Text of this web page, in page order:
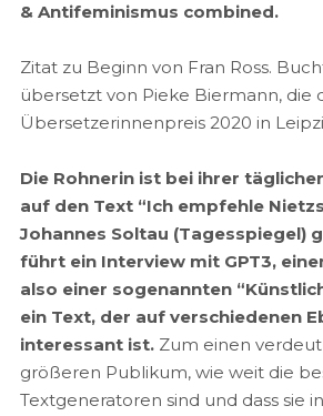
& Antifeminismus combined.
Zitat zu Beginn von Fran Ross.
übersetzt von Pieke Biermann, die
Übersetzerinnenpreis 2020 in
Die Rohnerin ist bei ihrer
auf den Text “Ich empfehle
Johannes Soltau (Tagesspiegel)
führt ein Interview mit GPT3,
also einer sogenannten
ein Text, der auf verschiedenen
interessant ist.Zum einen
größeren Publikum, wie weit die
Textgeneratoren sind und dass sie